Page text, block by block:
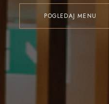
POGLEDAJ MENU